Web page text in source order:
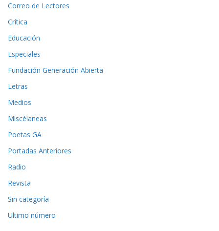
Correo de Lectores
Crítica
Educación
Especiales
Fundación Generación Abierta
Letras
Medios
Miscélaneas
Poetas GA
Portadas Anteriores
Radio
Revista
Sin categoría
Ultimo número